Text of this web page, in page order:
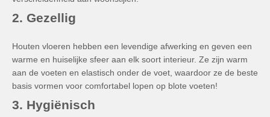
2. Gezellig
Houten vloeren hebben een levendige afwerking en geven een
warme en huiselijke sfeer aan elk soort interieur. Ze zijn warm
aan de voeten en elastisch onder de voet, waardoor ze de beste
basis vormen voor comfortabel lopen op blote voeten!
3. Hygiënisch